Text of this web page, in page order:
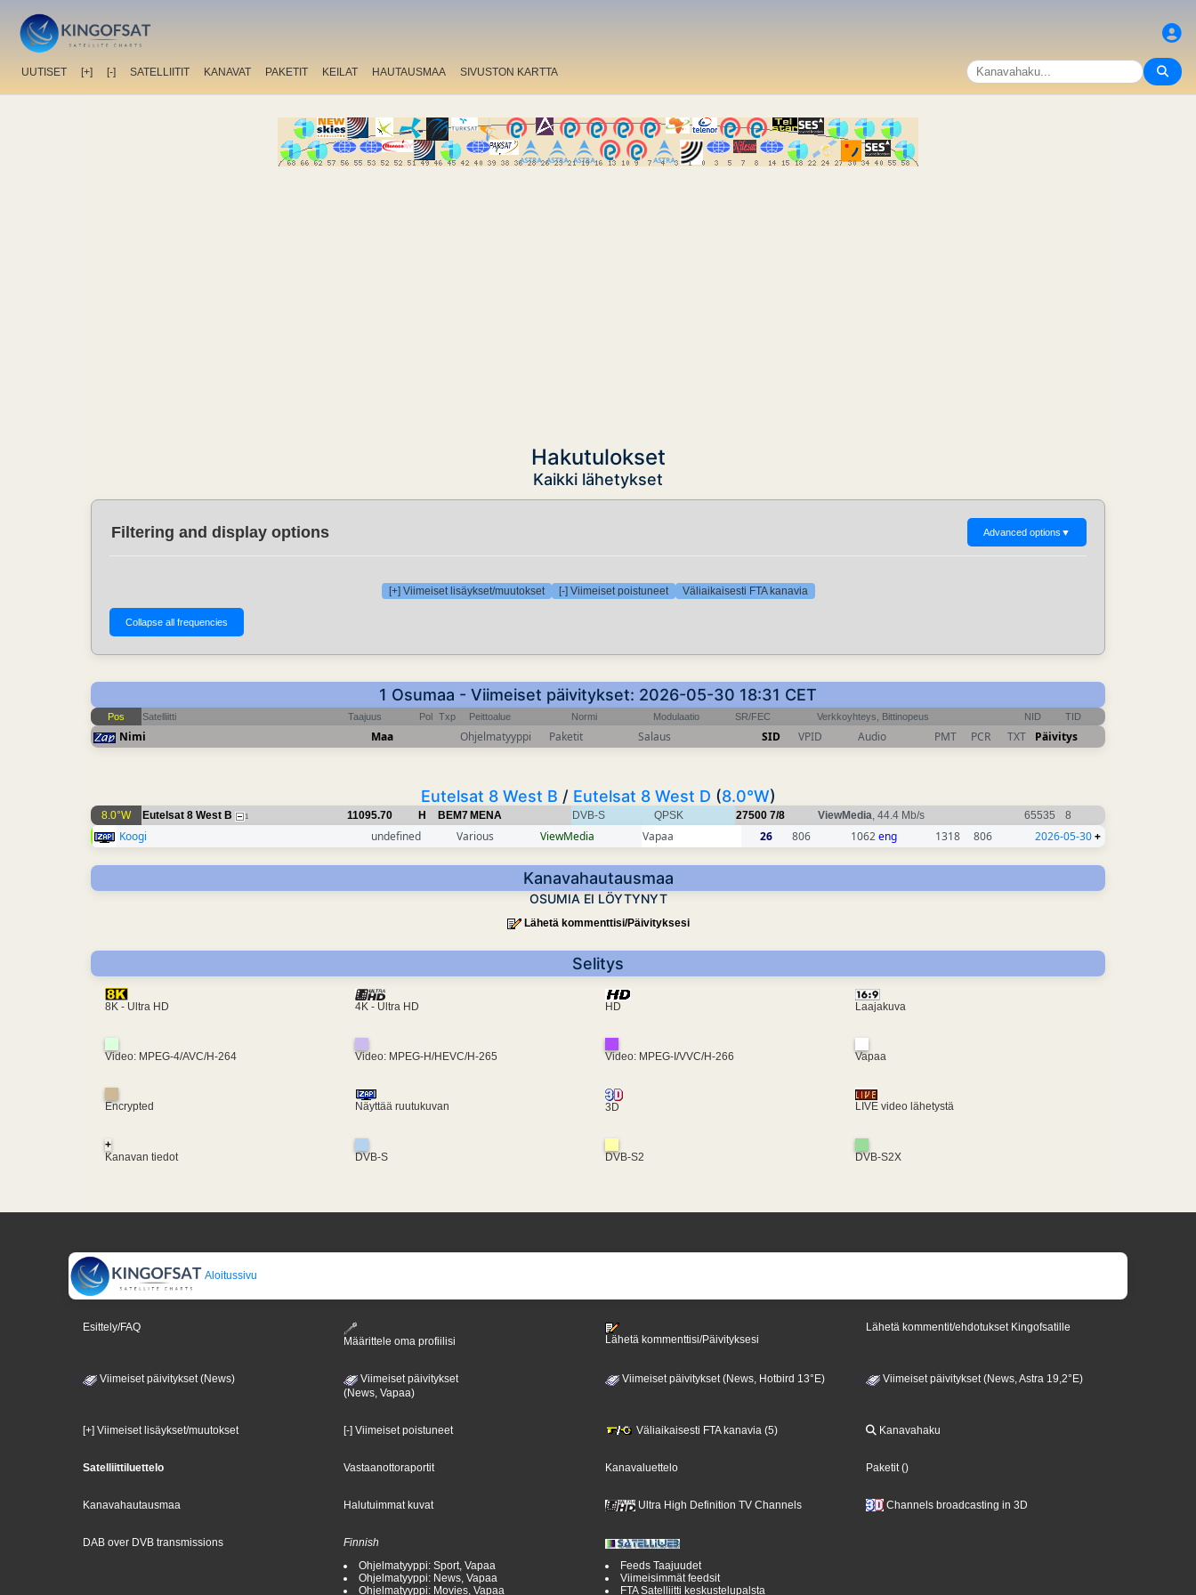
UUTISET [+] [-] SATELLIITIT KANAVAT PAKETIT KEILAT HAUTAUSMAA SIVUSTON KARTTA
Hakutulokset
Kaikki lähetykset
Filtering and display options Advanced options ▼
[+] Viimeiset lisäykset/muutokset [-] Viimeiset poistuneet Väliaikaisesti FTA kanavia
1 Osumaa - Viimeiset päivitykset: 2026-05-30 18:31 CET
Pos Satelliitti Taajuus Pol Txp Peittoalue Normi Modulaatio SR/FEC Verkkoyhteys, Bittinopeus NID TID
Nimi Maa Ohjelmatyyppi Paketit Salaus SID VPID Audio PMT PCR TXT Päivitys
Eutelsat 8 West B / Eutelsat 8 West D (8.0°W)
8.0°W Eutelsat 8 West B 1 11095.70 H BEM7 MENA DVB-S QPSK 27500 7/8 ViewMedia, 44.4 Mb/s 65535 8
Koogi undefined Various ViewMedia Vapaa 26 806 1062eng 1318 806 2026-05-30+
Kanavahautausmaa
OSUMIA EI LÖYTYNYT
Lähetä kommenttisi/Päivityksesi
Selitys
8K - Ultra HD 4K - Ultra HD HD Laajakuva
Video: MPEG-4/AVC/H-264 Video: MPEG-H/HEVC/H-265 Video: MPEG-I/VVC/H-266 Vapaa
Encrypted Näyttää ruutukuvan 3D LIVE video lähetystä
+
Kanavan tiedot
DVB-S DVB-S2 DVB-S2X
Aloitussivu
Esittely/FAQ
Määrittele oma profiilisi
Lähetä kommenttisi/Päivityksesi
Lähetä kommentit/ehdotukset Kingofsatille
Viimeiset päivitykset (News)
Viimeiset päivitykset
(News, Vapaa)
Viimeiset päivitykset (News, Hotbird 13°E) Viimeiset päivitykset (News, Astra 19,2°E)
[+] Viimeiset lisäykset/muutokset [-] Viimeiset poistuneet Väliaikaisesti FTA kanavia (5) Kanavahaku
Satelliittiluettelo Vastaanottoraportit Kanavaluettelo Paketit ()
Kanavahautausmaa Halutuimmat kuvat Ultra High Definition TV Channels Channels broadcasting in 3D
DAB over DVB transmissions
Finnish
Ohjelmatyyppi: Sport, Vapaa
Ohjelmatyyppi: News, Vapaa
Ohjelmatyyppi: Movies, Vapaa
Feeds Taajuudet
Viimeisimmät feedsit
FTA Satelliitti keskustelupalsta